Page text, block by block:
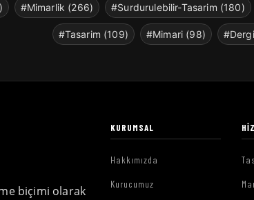
#Mimarlik (266) #Surdurulebilir-Tasarim (180)
#Tasarim (109) #Mimari (98)
biçimi olarak
KURUMSAL
Hakkımızda
Kurucumuz